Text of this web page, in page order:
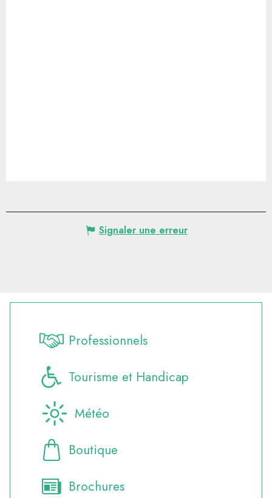
Signaler une erreur
Professionnels
Tourisme et Handicap
Météo
Boutique
Brochures